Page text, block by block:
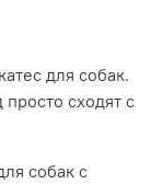
для собак.
просто сходят с
собак с